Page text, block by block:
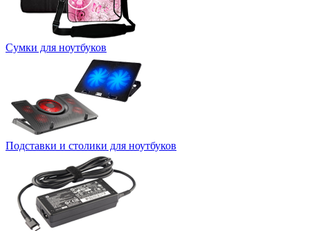
Сумки для ноутбуков
Подставки и столики для ноутбуков